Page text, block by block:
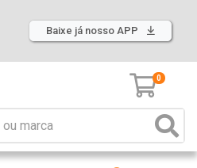
Baixe já nosso APP
0